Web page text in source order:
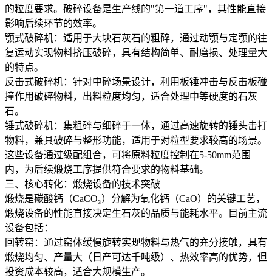
的粒度要求。破碎设备是生产线的"第一道工序"，其性能直接
影响后续环节的效率。
颚式破碎机：适用于大块石灰石的粗碎，通过动颚与定颚的往
复运动实现物料挤压破碎，具有结构简单、耐磨损、处理量大
的特点。
反击式破碎机：针对中碎场景设计，利用板锤冲击与反击板碰
撞作用破碎物料，出料粒度均匀，适合处理中等硬度的石灰
石。
锤式破碎机：集粗碎与细碎于一体，通过高速旋转的锤头击打
物料，兼具破碎与整形功能，适用于对粒型要求较高的场景。
这些设备通过级配组合，可将原料粒度控制在5-50mm范围
内，为后续煅烧工序提供符合要求的物料基础。
三、核心转化：煅烧设备的技术突破
煅烧是碳酸钙（CaCO₃）分解为氧化钙（CaO）的关键工艺，
煅烧设备的性能直接决定生石灰的品质与能耗水平。目前主流
设备包括：
回转窑：通过窑体缓慢旋转实现物料与热气的充分接触，具有
煅烧均匀、产量大（日产可达千吨级）、热效率高的优势，但
投资成本较高，适合大规模生产。